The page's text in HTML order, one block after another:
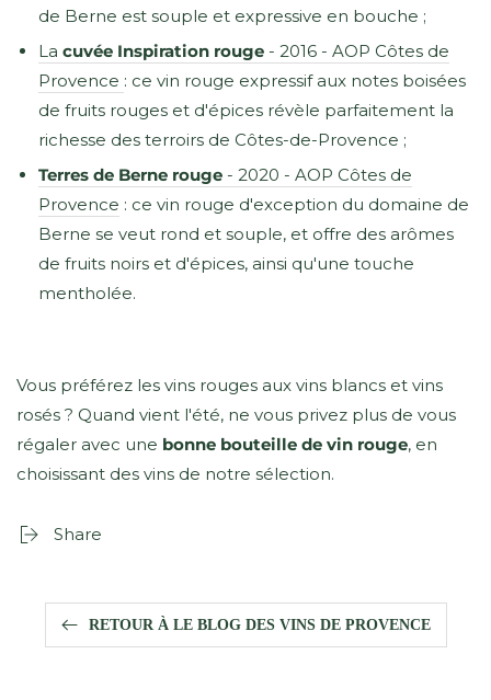
de Berne est souple et expressive en bouche ;
La cuvée Inspiration rouge - 2016 - AOP Côtes de
Provence : ce vin rouge expressif aux notes boisées
de fruits rouges et d'épices révèle parfaitement la
richesse des terroirs de Côtes-de-Provence ;
Terres de Berne rouge - 2020 - AOP Côtes de
Provence : ce vin rouge d'exception du domaine de
Berne se veut rond et souple, et offre des arômes
de fruits noirs et d'épices, ainsi qu'une touche
mentholée.
Vous préférez les vins rouges aux vins blancs et vins
rosés ? Quand vient l'été, ne vous privez plus de vous
régaler avec une bonne bouteille de vin rouge, en
choisissant des vins de notre sélection.
Share
RETOUR À LE BLOG DES VINS DE PROVENCE